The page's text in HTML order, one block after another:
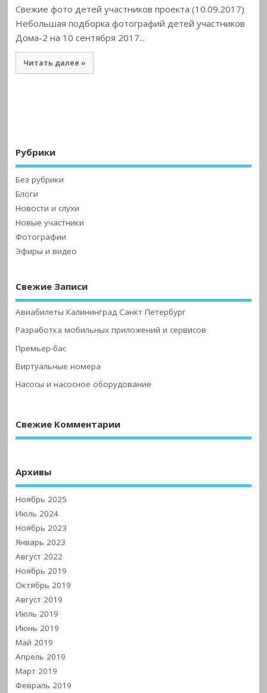
Свежие фото детей участников проекта (10.09.2017)
Небольшая подборка фотографий детей участников
Дома-2 на 10 сентября 2017...
Читать далее »
Рубрики
Без рубрики
Блоги
Новости и слухи
Новые участники
Фотографии
Эфиры и видео
Свежие Записи
Авиабилеты Калининград Санкт Петербург
Разработка мобильных приложений и сервисов
Премьер-бас
Виртуальные номера
Насосы и насосное оборудование
Свежие Комментарии
Архивы
Ноябрь 2025
Июль 2024
Ноябрь 2023
Январь 2023
Август 2022
Ноябрь 2019
Октябрь 2019
Август 2019
Июль 2019
Июнь 2019
Май 2019
Апрель 2019
Март 2019
Февраль 2019